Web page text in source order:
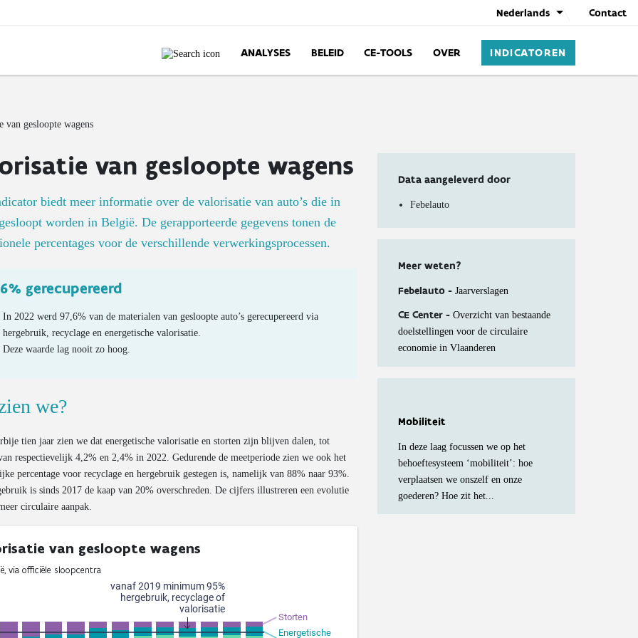
Nederlands Contact
ANALYSES BELEID CE-TOOLS OVER INDICATOREN
van gesloopte wagens
van gesloopte wagens
biedt meer informatie over de valorisatie van auto’s die in
worden in België. De gerapporteerde gegevens tonen de
percentages voor de verschillende verwerkingsprocessen.
gerecupereerd
In 2022 werd 97,6% van de materialen van gesloopte auto’s gerecupereerd via
hergebruik, recyclage en energetische valorisatie.
Deze waarde lag nooit zo hoog.
we?
tien jaar zien we dat energetische valorisatie en storten zijn blijven dalen, tot
respectievelijk 4,2% en 2,4% in 2022. Gedurende de meetperiode zien we ook het
percentage voor recyclage en hergebruik gestegen is, namelijk van 88% naar 93%.
is sinds 2017 de kaap van 20% overschreden. De cijfers illustreren een evolutie
circulaire aanpak.
Data aangeleverd door
Febelauto
Meer weten?
Febelauto -Jaarverslagen
CE Center -Overzicht van bestaande
doelstellingen voor de circulaire
economie in Vlaanderen
Mobiliteit
In deze laag focussen we op het
behoeftesysteem ‘mobiliteit’: hoe
verplaatsen we onszelf en onze
goederen? Hoe zit het...